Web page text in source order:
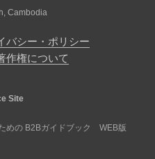
Cambodia
バシー・ポリシー
作権について
Site
めの B2Bガイドブック WEB版